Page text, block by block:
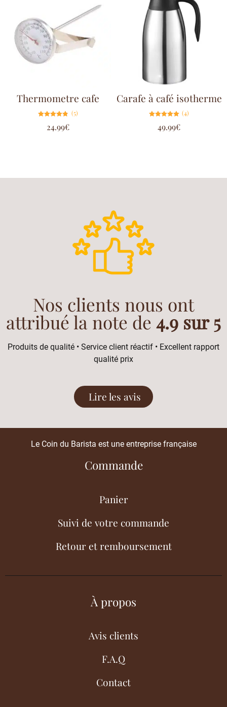
Thermometre cafe
4.80
sur 5
(5)
24.99€
Carafe à café isotherme
5.00
sur 5
(4)
49.99€
Nos clients nous ont
attribué la note de 4.9 sur 5
Produits de qualité • Service client réactif • Excellent rapport
qualité prix
Lire les avis
Le Coin du Barista est une entreprise française
Commande
Panier
Suivi de votre commande
Retour et remboursement
À propos
Avis clients
F.A.Q
Contact